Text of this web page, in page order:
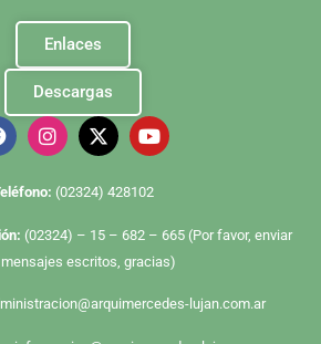
Enlaces
Descargas
léfono: (02324) 428102
(02324) – 15 – 682 – 665 (Por favor, enviar
escritos, gracias)
lujan.com.ar